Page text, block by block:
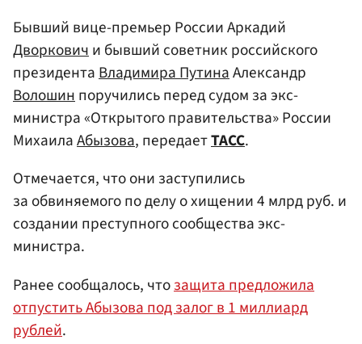
Бывший вице-премьер России Аркадий
Дворковичи бывший советник российского
президентаВладимира ПутинаАлександр
Волошинпоручились перед судом за экс-
министра «Открытого правительства» России
МихаилаАбызова, передаетТАСС.
Отмечается, что они заступились
за обвиняемого по делу о хищении 4 млрд руб. и
создании преступного сообщества экс-
министра.
Ранее сообщалось, чтозащита предложила
отпустить Абызова под залог в 1 миллиард
рублей.